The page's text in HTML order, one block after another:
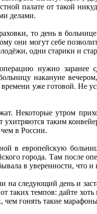
палате от такой
делами.
то день в
они могут себе
одни старики и
нужно заранее
накануне
уже готовой. Не
Некоторые утром
ухитряются таким
чем в России.
в европейскую
города. Там после
в уверенности, что
на следующий день и
таких темпов: дайте
чем гонять такие